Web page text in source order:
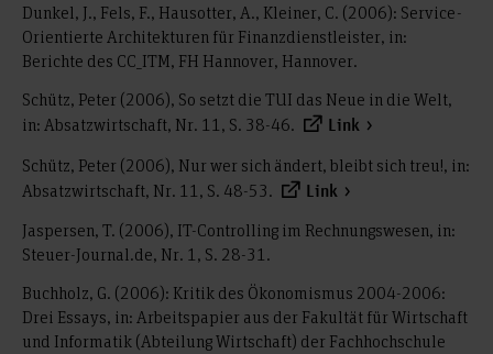
Dunkel, J., Fels, F., Hausotter, A., Kleiner, C. (2006): Service-
Orientierte Architekturen für Finanzdienstleister, in:
Berichte des CC_ITM, FH Hannover, Hannover.
Schütz, Peter (2006), So setzt die TUI das Neue in die Welt,
in: Absatzwirtschaft, Nr. 11, S. 38-46.
Link
Schütz, Peter (2006), Nur wer sich ändert, bleibt sich treu!, in:
Absatzwirtschaft, Nr. 11, S. 48-53.
Link
Jaspersen, T. (2006), IT-Controlling im Rechnungswesen, in:
Steuer-Journal.de, Nr. 1, S. 28-31.
Buchholz, G. (2006): Kritik des Ökonomismus 2004-2006:
Drei Essays, in: Arbeitspapier aus der Fakultät für Wirtschaft
und Informatik (Abteilung Wirtschaft) der Fachhochschule